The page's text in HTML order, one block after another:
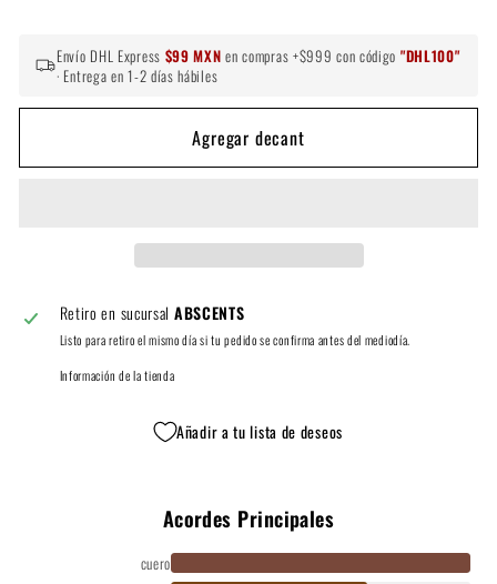
Envío DHL Express $99 MXN en compras +$999 con código "DHL100"
· Entrega en 1-2 días hábiles
Agregar decant
Retiro en sucursal ABSCENTS
Listo para retiro el mismo día si tu pedido se confirma antes del mediodía.
Información de la tienda
Añadir a tu lista de deseos
Acordes Principales
cuero